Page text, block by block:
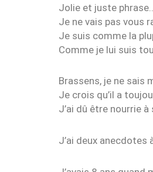
Jolie et juste phrase…
Je ne vais pas vous
Je suis comme la
Comme je lui suis
Brassens, je ne sais
Je crois qu’il a
J’ai dû être nourrie
J’ai deux anecdotes